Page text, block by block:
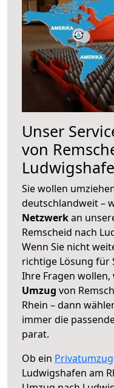
Unser
von
Sie wollen
deutschlandweit –
Netzwerkan
Remscheid nach
Wenn Sie nicht
richtige Lösung für
Ihre Fragen wollen,
Umzug von
Rhein – dann
immer die
parat.
Ob ein Privatumzug
Ludwigshafen am